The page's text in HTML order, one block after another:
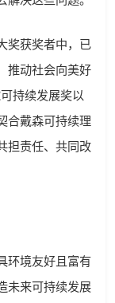
奖获奖者中，已
推动社会向美好
持续发展奖以
合戴森可持续理
担责任、共同改
环境友好且富有
未来可持续发展